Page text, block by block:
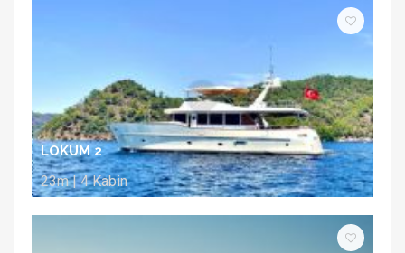
LOKUM 2
23m | 4 Kabin